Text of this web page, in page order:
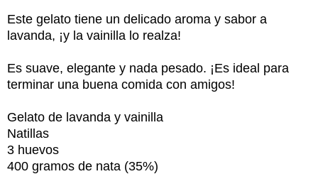
Este gelato tiene un delicado aroma y sabor a
lavanda, ¡y la vainilla lo realza!
Es suave, elegante y nada pesado. ¡Es ideal para
terminar una buena comida con amigos!
Gelato de lavanda y vainilla
Natillas
3 huevos
400 gramos de nata (35%)